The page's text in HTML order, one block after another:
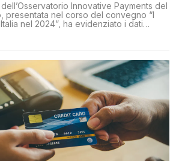
Innovative Payments del
presentata nel corso del convegno “I
nel 2024”, ha evidenziato i dati
2024 relativamente alle